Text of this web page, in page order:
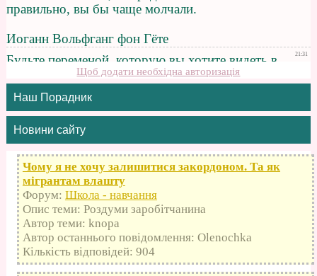
Щоб додати необхідна авторизація
Наш Порадник
Новини сайту
Чому я не хочу залишитися закордоном. Та як
мігрантам влашту
Форум: Школа - навчання
Опис теми: Роздуми заробітчанина
Автор теми: knopa
Автор останнього повідомлення: Olenochka
Кількість відповідей: 904